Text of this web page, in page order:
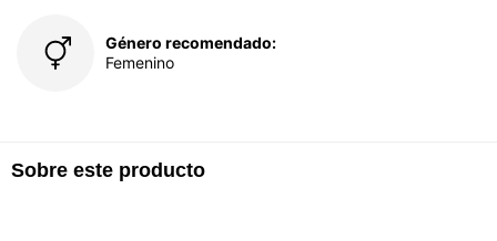
Género recomendado:
Femenino
Sobre este producto